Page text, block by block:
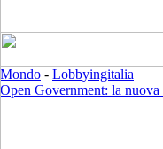
Mondo - Lobbyingitalia
Open Government: la